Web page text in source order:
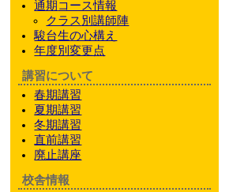
通期 コース情報
クラス別講師陣
駿台生の心構え
年度別変更点
講習について
春期講習
夏期講習
冬期講習
直前講習
廃止講座
校舎情報